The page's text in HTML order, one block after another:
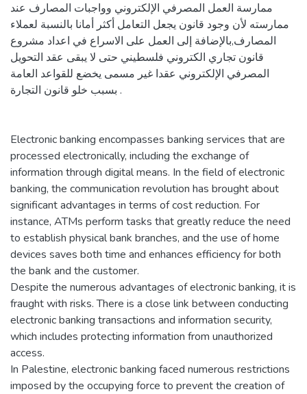
ممارسة العمل المصرفي الإلكتروني وواجبات المصارف عند
ممارسته لأن وجود قانون يجعل التعامل أكثر أمانا بالنسبة لعملاء
المصارف,بالإضافة إلى العمل على الاسراع في اعداد مشروع
قانون تجاري الكتروني فلسطيني حتى لا يبقى عقد التحويل
المصرفي الإلكتروني عقدا غير مسمى يخضع للقواعد العامة
بسبب خلو قانون التجارة .
Electronic banking encompasses banking services that are
processed electronically, including the exchange of
information through digital means. In the field of electronic
banking, the communication revolution has brought about
significant advantages in terms of cost reduction. For
instance, ATMs perform tasks that greatly reduce the need
to establish physical bank branches, and the use of home
devices saves both time and enhances efficiency for both
the bank and the customer.
Despite the numerous advantages of electronic banking, it is
fraught with risks. There is a close link between conducting
electronic banking transactions and information security,
which includes protecting information from unauthorized
access.
In Palestine, electronic banking faced numerous restrictions
imposed by the occupying force to prevent the creation of